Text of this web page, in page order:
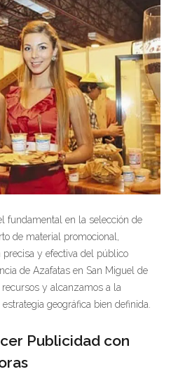
fundamental en la selección de
de material promocional,
y efectiva del público
de Azafatas en San Miguel de
y alcanzamos a la
geográfica bien definida.
Publicidad con